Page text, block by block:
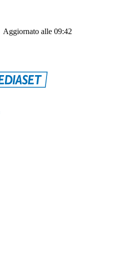
Aggiornato alle 09:42